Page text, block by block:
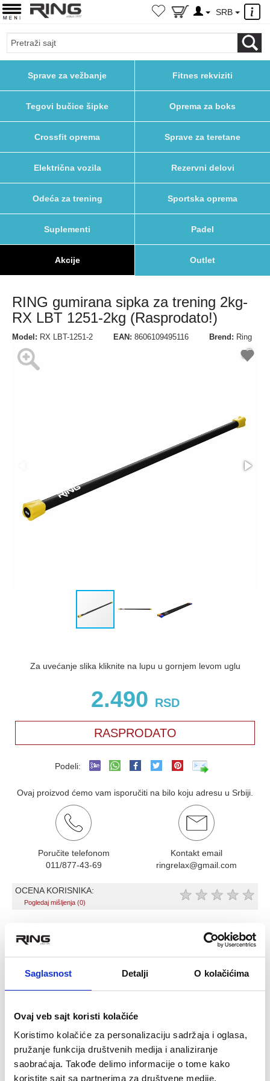
Saglasnost Detalji O kolačićima
Ovaj veb sajt koristi kolačiće
Koristimo kolačiće za personalizaciju sadržaja i oglasa,
pružanje funkcija društvenih medija i analiziranje
saobraćaja. Takođe delimo informacije o tome kako
koristite sajt sa partnerima za društvene medije,
×
SRB
Sprave za vežbanje Fitnes rekviziti
Tegovi bučice šipke Oprema za boks
Crossfit oprema Sprave za teretane
Električna vozila Rezervni delovi
Odeća za trening Sportska oprema
Suplementi Padel
Akcije Outlet
RING gumirana sipka za trening 2kg-
RX LBT 1251-2kg (Rasprodato!)
Model: RX LBT-1251-2 EAN: 8606109495116 Brend: Ring
Za uvećanje slika kliknite na lupu u gornjem levom uglu
2.490 RSD
RASPRODATO
Podeli:
Ovaj proizvod ćemo vam isporučiti na bilo koju adresu u Srbiji.
Poručite telefonom
011/877-43-69
Kontakt email
ringrelax@gmail.com
OCENA KORISNIKA:
Pogledaj mišljenja (0) ★ ★ ★ ★ ★
RING gumirana sipka za trening 2kg-RX
LBT 1251-2kg
vodootpornom gumom
izuzetna za sve vrste vežbi u fitness centru, crossfit centru
ili kod kuće
pogodna za čucnjeve sa iskorakom, vežbe rotacije tela za
kose trbušne mišiće, razne aerobne vežbe , vežbe snage